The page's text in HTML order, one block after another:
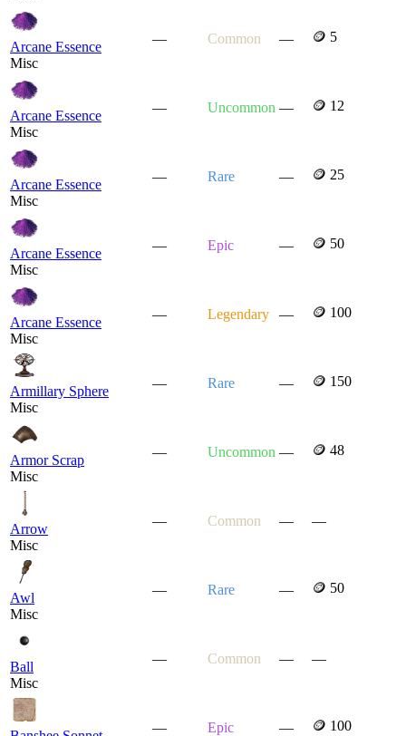
Arcane Essence
Misc
— Common — 🪙 5
Arcane Essence
Misc
— Uncommon — 🪙 12
Arcane Essence
Misc
— Rare — 🪙 25
Arcane Essence
Misc
— Epic — 🪙 50
Arcane Essence
Misc
— Legendary — 🪙 100
Armillary Sphere
Misc
— Rare — 🪙 150
Armor Scrap
Misc
— Uncommon — 🪙 48
Arrow
Misc
— Common — —
Awl
Misc
— Rare — 🪙 50
Ball
Misc
— Common — —
— Epic — 🪙 100